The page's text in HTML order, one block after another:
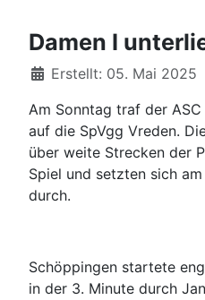
Damen I
DetailsErstellt: 05. Mai 2025
Am Sonntag traf der
auf die SpVgg Vreden.
über weite Strecken der
Spiel und setzten sich
durch.
Schöppingen startete
in der 3. Minute durch